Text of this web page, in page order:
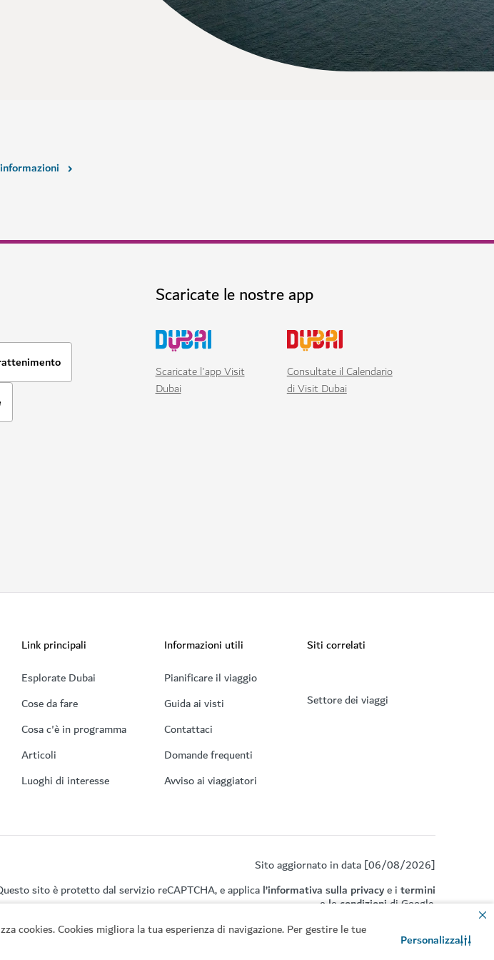
cookies. Cookies migliora la tua esperienza di navigazione. Per gestire le tue
Personalizza
Scaricate le nostre app
Scaricate l'app Visit
Dubai
Consultate il Calendario
di Visit Dubai
Link principali
Esplorate Dubai
Cose da fare
Cosa c'è in programma
Articoli
Luoghi di interesse
Informazioni utili
Pianificare il viaggio
Guida ai visti
Contattaci
Domande frequenti
Avviso ai viaggiatori
Siti correlati
Settore dei viaggi
Sito aggiornato in data [06/08/2026]
sito è protetto dal servizio reCAPTCHA, e applical’informativa sulla privacye itermini
e le condizionidi Google.